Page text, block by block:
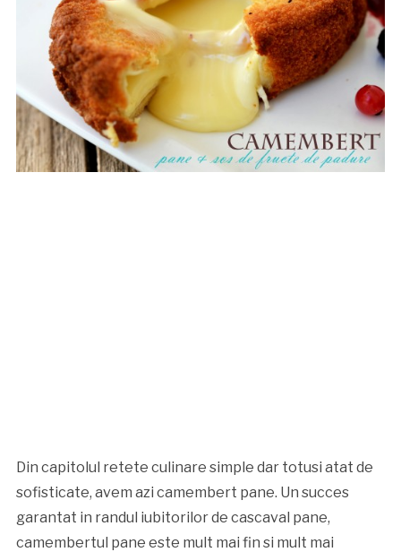
Din capitolul retete culinare simple dar totusi atat de
sofisticate, avem azi camembert pane. Un succes
garantat in randul iubitorilor de cascaval pane,
camembertul pane este mult mai fin si mult mai